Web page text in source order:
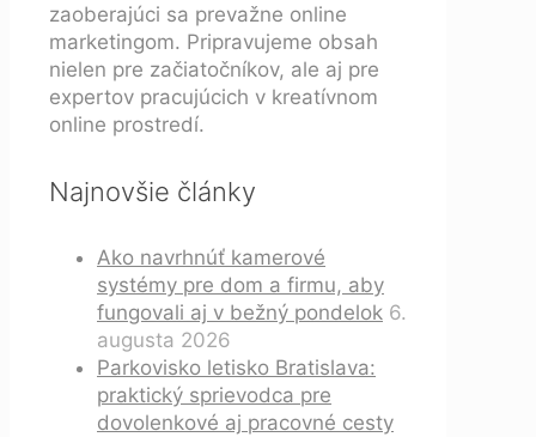
zaoberajúci sa prevažne online
marketingom. Pripravujeme obsah
nielen pre začiatočníkov, ale aj pre
expertov pracujúcich v kreatívnom
online prostredí.
Najnovšie články
Ako navrhnúť kamerové
systémy pre dom a firmu, aby
fungovali aj v bežný pondelok 6.
augusta 2026
Parkovisko letisko Bratislava:
praktický sprievodca pre
dovolenkové aj pracovné cesty